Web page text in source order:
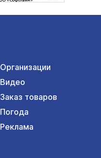
Организации
Видео
Заказ товаров
Погода
Реклама